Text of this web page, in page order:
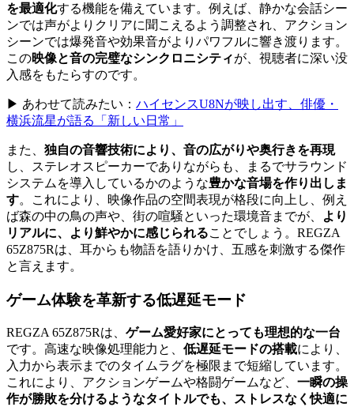
を最適化する機能を備えています。例えば、静かな会話シー
ンでは声がよりクリアに聞こえるよう調整され、アクション
シーンでは爆発音や効果音がよりパワフルに響き渡ります。
この映像と音の完璧なシンクロニシティが、視聴者に深い没
入感をもたらすのです。
▶ あわせて読みたい： ハイセンスU8Nが映し出す、俳優・
横浜流星が語る「新しい日常」
また、 独自の音響技術により、音の広がりや奥行きを再現
し、ステレオスピーカーでありながらも、まるでサラウンド
システムを導入しているかのような豊かな音場を作り出しま
す。これにより、映像作品の空間表現が格段に向上し、例え
ば森の中の鳥の声や、街の喧騒といった環境音までが、
より
リアルに、より鮮やかに感じられることでしょう。REGZA
65Z875Rは、耳からも物語を語りかけ、五感を刺激する傑作
と言えます。
ゲーム体験を革新する低遅延モード
REGZA 65Z875Rは、 ゲーム愛好家にとっても理想的な一台
です。高速な映像処理能力と、 低遅延モードの搭載により、
入力から表示までのタイムラグを極限まで短縮しています。
これにより、アクションゲームや格闘ゲームなど、 一瞬の操
作が勝敗を分けるようなタイトルでも、ストレスなく快適に